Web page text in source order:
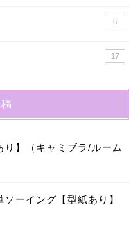
6
17
り】（キャミブラ/ルーム
ーイング【型紙あり】